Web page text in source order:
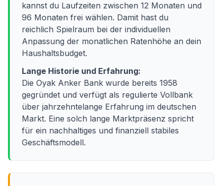
kannst du Laufzeiten zwischen 12 Monaten und
96 Monaten frei wählen. Damit hast du
reichlich Spielraum bei der individuellen
Anpassung der monatlichen Ratenhöhe an dein
Haushaltsbudget.
Lange Historie und Erfahrung:
Die Oyak Anker Bank wurde bereits 1958
gegründet und verfügt als regulierte Vollbank
über jahrzehntelange Erfahrung im deutschen
Markt. Eine solch lange Marktpräsenz spricht
für ein nachhaltiges und finanziell stabiles
Geschäftsmodell.